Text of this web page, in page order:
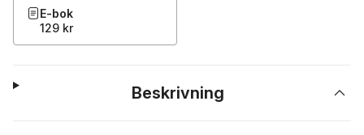
E-bok
129 kr
Beskrivning